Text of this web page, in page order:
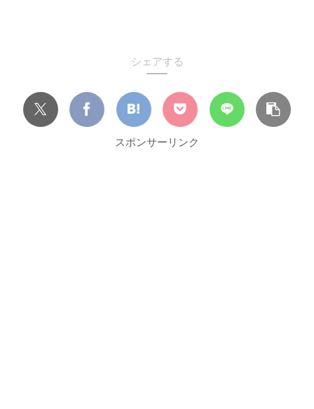
シェアする
スポンサーリンク